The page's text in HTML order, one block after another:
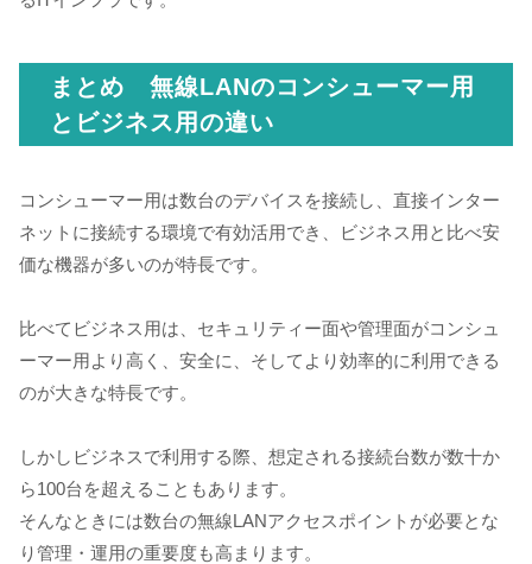
まとめ 無線LANのコンシューマー用
とビジネス用の違い
コンシューマー用は数台のデバイスを接続し、直接インター
ネットに接続する環境で有効活用でき、ビジネス用と比べ安
価な機器が多いのが特長です。
比べてビジネス用は、セキュリティー面や管理面がコンシュ
ーマー用より高く、安全に、そしてより効率的に利用できる
のが大きな特長です。
しかしビジネスで利用する際、想定される接続台数が数十か
ら100台を超えることもあります。
そんなときには数台の無線LANアクセスポイントが必要とな
り管理・運用の重要度も高まります。